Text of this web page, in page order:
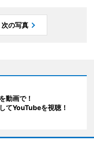
次の写真
動画で！
てYouTubeを視聴！